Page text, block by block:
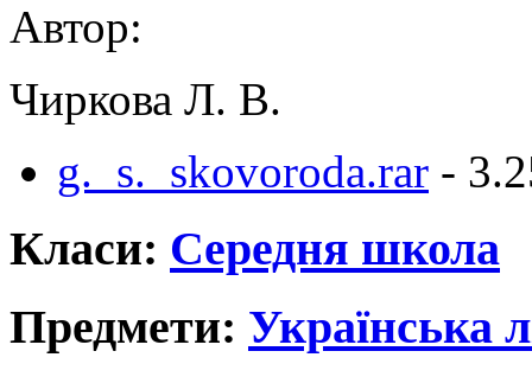
Автор:
Чиркова Л. В.
g._s._skovoroda.rar -
Класи: Середня школа
Предмети: Українська